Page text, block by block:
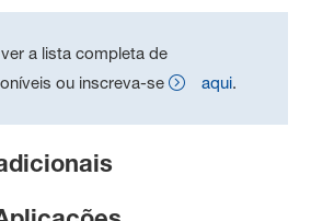
a lista completa de
ou inscreva-se
aqui.